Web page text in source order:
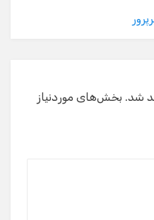
شد. بخش‌های موردنیاز